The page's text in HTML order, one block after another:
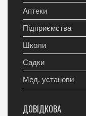
Аптеки
Підприємства
Школи
Садки
Мед. установи
ДОВІДКОВА